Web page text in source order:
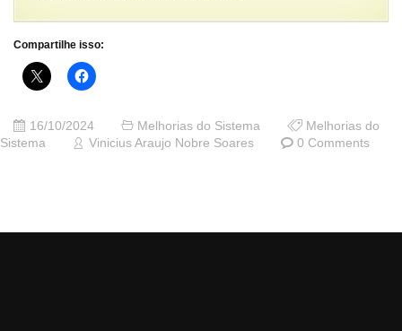
Compartilhe isso:
16/10/2024 Melhorias do Sistema
Melhorias do
Sistema
Vinicius Araujo Nobre Soares 0 Comments